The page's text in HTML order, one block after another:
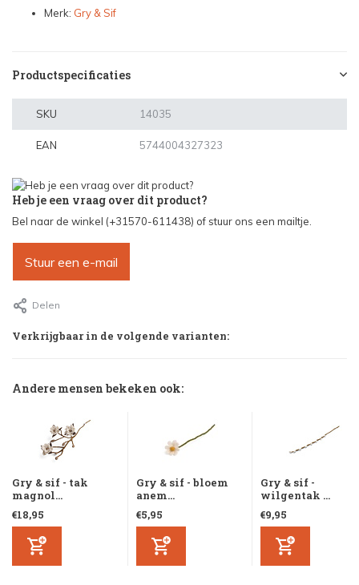
Merk: Gry & Sif
Productspecificaties
SKU 14035
EAN 5744004327323
Heb je een vraag over dit product?
Bel naar de winkel (+31570-611438) of stuur ons een mailtje.
Stuur een e-mail
Delen
Verkrijgbaar in de volgende varianten:
Andere mensen bekeken ook:
Gry & sif - tak
magnol...
€18,95
Gry & sif - bloem
anem...
€5,95
Gry & sif -
wilgentak ...
€9,95